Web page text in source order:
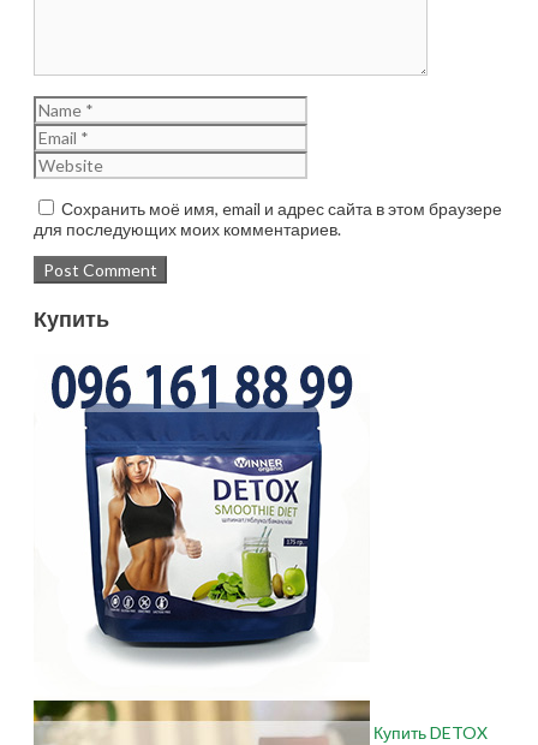
Сохранить моё имя, email и адрес сайта в этом браузере
для последующих моих комментариев.
Купить
Купить DETOX